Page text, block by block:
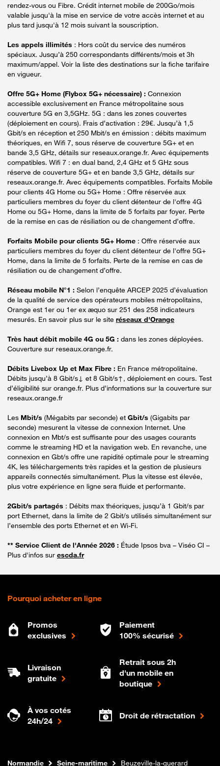
rendez-vous ou Fibre. Crédit internet mobile de 200Go/mois
valable jusqu'à la mise en service de votre accès internet et au
plus tard jusqu'à 12 mois suivant la souscription.
Les appels illimités : Hors coût du service des numéros
spéciaux. Jusqu’à 250 correspondants différents/mois et 3h
maximum/appel. Voir la liste des destinations sur la fiche tarifaire
en vigueur.
Offre 5G+ Home (Flybox 5G+ nécessaire) : Connexion
accessible exclusivement en France métropolitaine sous
couverture 5G en 3,5GHz. 5G : dans les zones couvertes
(déploiement en cours). Frais d’activation : 29€. Jusqu’à 1,5
Gbit/s en réception et 250 Mbit/s en émission : débits maximum
théoriques, en Wifi 7, sous réserve de couverture 5G+ et en
bande 3,5 GHz, détails sur reseaux.orange.fr. Avec équipements
compatibles. Wifi 7 : en dual band, 2,4 GHz et 5 GHz sous
réserve de couverture 5G+ et en bande 3,5 GHz, détails sur
reseaux.orange.fr. Avec équipements compatibles. Forfaits Mobile
pour clients 4G Home ou 5G+ Home : Offre réservée aux
particuliers membres du foyer du client détenteur de l'offre 4G
Home ou 5G+ Home, dans la limite de 5 forfaits par foyer. Perte
de la remise en cas de résiliation ou de changement d’offre.
Forfaits Mobile pour clients 5G+ Home : Offre réservée aux
particuliers membres du foyer du client détenteur de l'offre 5G+
Home, dans la limite de 5 forfaits. Perte de la remise en cas de
résiliation ou de changement d’offre.
Réseau mobile N°1 : Selon l’enquête ARCEP 2025 d’évaluation
de la qualité de service des opérateurs mobiles métropolitains,
Orange est 1er ou 1er ex æquo sur 251 des 258 indicateurs
mesurés. En savoir plus sur le site réseaux d'Orange
Très haut débit mobile 4G ou 5G : dans les zones déployées.
Couverture sur reseaux.orange.fr.
Débits Livebox Up et Max Fibre : En France métropolitaine.
Débits jusqu’à 8 Gbit/s↓ et 8 Gbit/s↑, déploiement en cours. Test
d’éligibilité sur orange.fr. Plus d’informations sur la couverture sur
reseaux.orange.fr
Les Mbit/s (Mégabits par seconde) et Gbit/s (Gigabits par
seconde) mesurent la vitesse de connexion Internet. Une
connexion en Mbt/s est suffisante pour des usages courants
comme le streaming HD et la navigation web. En revanche, une
connexion en Gbt/s offre une rapidité optimale pour le streaming
4K, les téléchargements très rapides et la gestion de plusieurs
appareils connectés simultanément. Plus la vitesse est élevée,
plus votre expérience en ligne sera fluide et performante.
2Gbit/s partagés : Débits max théoriques, jusqu’à 1 Gbit/s par
port Ethernet, dans la limite de 2 Gbit/s utilisés simultanément sur
l’ensemble des ports Ethernet et en Wi-Fi.
** Service Client de l'Année 2026 : Étude Ipsos bva – Viséo CI –
Plus d'infos sur escda.fr
Pourquoi acheter en ligne
Promos
exclusives
Paiement
100% sécurisé
Livraison
gratuite
Retrait sous 2h
d'un mobile en
boutique
À vos cotés
24h/24
Droit de rétractation
Boutique Orange
Internet fibre
Normandie Seine-maritime Beuzeville-la-guerard